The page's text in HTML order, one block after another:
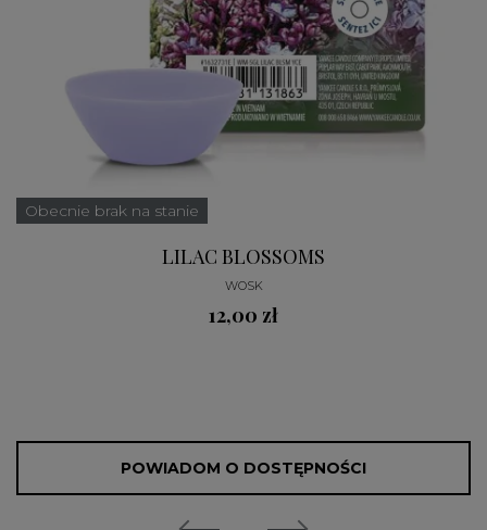
Obecnie brak na stanie
LILAC BLOSSOMS
WOSK
12,00 zł
POWIADOM O DOSTĘPNOŚCI